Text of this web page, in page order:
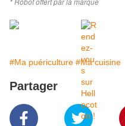
#Ma puériculture #Ma cuisine
Partager